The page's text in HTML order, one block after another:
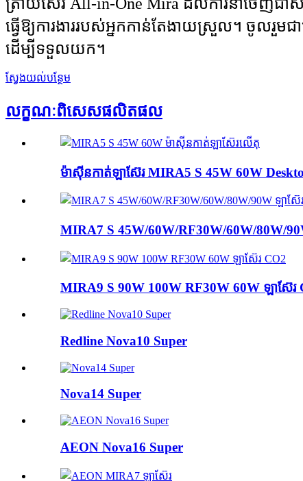
ធ្វើឱ្យការងាររបស់អ្នកកាន់តែងាយស្រួល។ ចូលរួម
ដើម្បីទទួលយក។
ស្វែងយល់បន្ថែម
លក្ខណៈពិសេសផលិតផល
ម៉ាស៊ីនកាត់ឡាស៊ែរ MIRA5 S 45W 60W
MIRA7 S 45W/60W/RF30W/60W/80W/
MIRA9 S 90W 100W RF30W 60W ឡាស៊ែរ
Redline Nova10 Super
Nova14 Super
AEON Nova16 Super